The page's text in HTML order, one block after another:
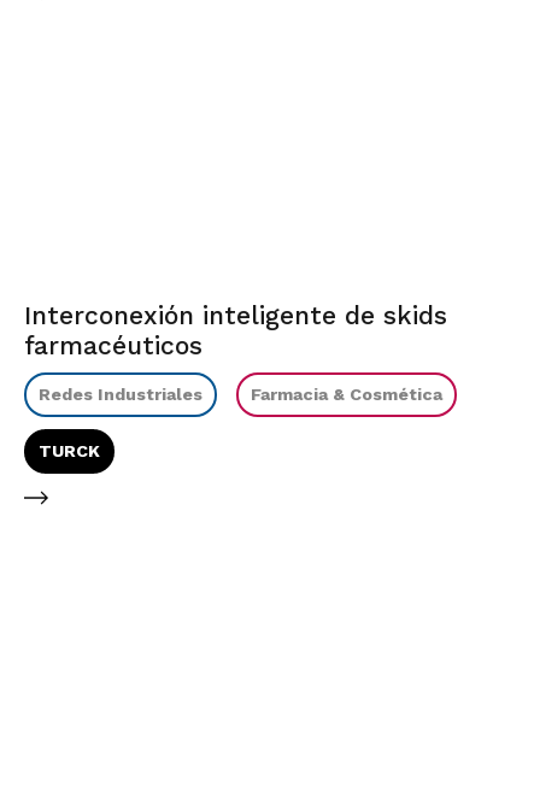
Interconexión inteligente de skids
farmacéuticos
Redes Industriales Farmacia & Cosmética
TURCK